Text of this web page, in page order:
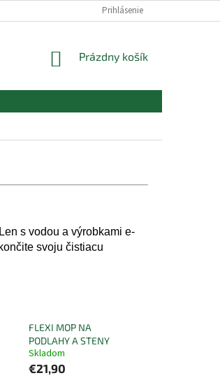
PODMIENKY OCHRANY
Prihlásenie
NÁKUPNÝ
Prázdny košík
s vodou a výrobkami e-
svoju čistiacu
FLEXI MOP NA
PODLAHY A STENY
Skladom
€21,90